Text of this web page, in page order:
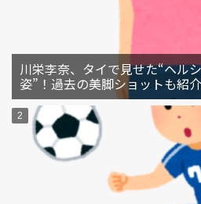
川栄李奈、タイで見せた“ヘル
姿”！過去の美脚ショットも紹介